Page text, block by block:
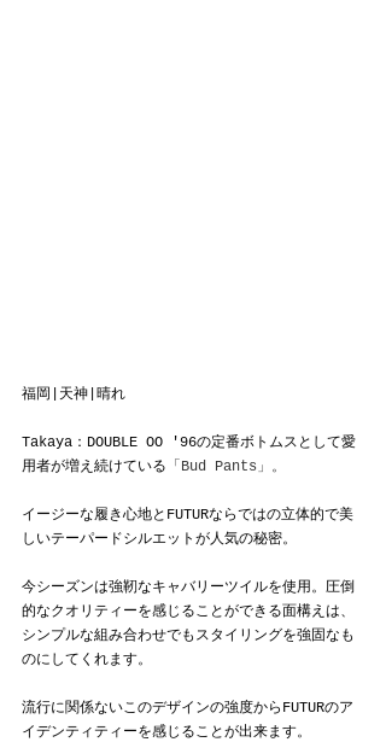
福岡|天神|晴れ
Takaya：DOUBLE OO '96の定番ボトムスとして愛
用者が増え続けている 「Bud Pants」。
イージーな履き心地とFUTURならではの立体的で美
しいテーパードシルエットが人気の秘密。
今シーズンは強靭なキャバリーツイルを使用。圧倒
的なクオリティーを感じることができる面構えは、
シンプルな組み合わせでもスタイリングを強固なも
のにしてくれます。
流行に関係ないこのデザインの強度からFUTURのア
イデンティティーを感じることが出来ます。